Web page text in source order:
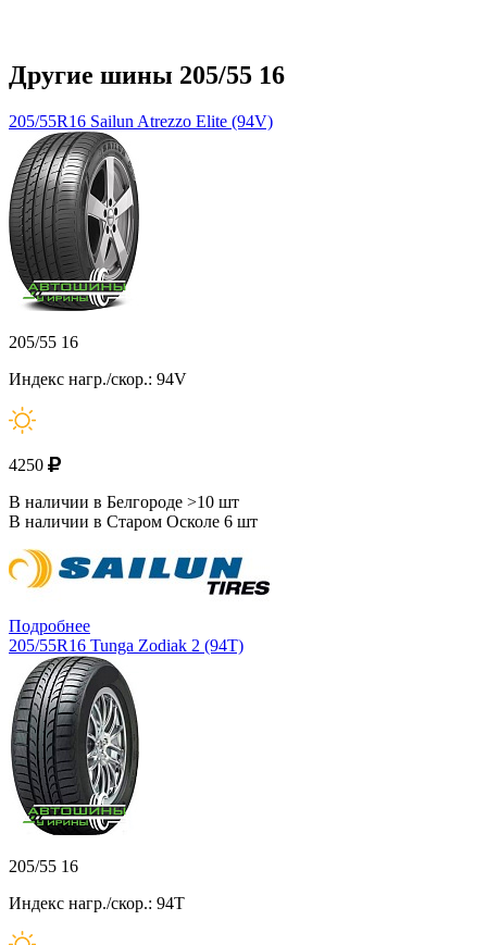
Другие шины 205/55 16
205/55R16 Sailun Atrezzo Elite (94V)
205/55 16
Индекс нагр./скор.: 94V
4250
В наличии в Белгороде >10 шт
В наличии в Старом Осколе 6 шт
Подробнее
205/55R16 Tunga Zodiak 2 (94T)
205/55 16
Индекс нагр./скор.: 94T